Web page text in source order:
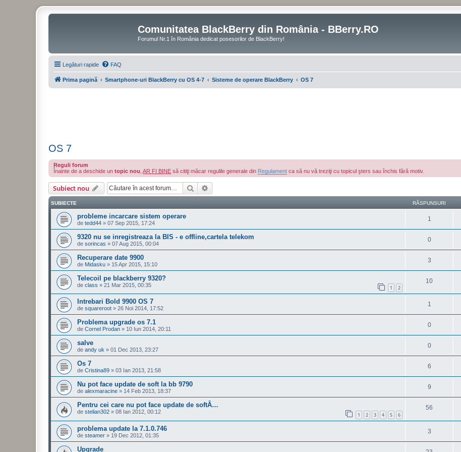
Comunitatea BlackBerry din România - BBerry.RO
Forumul Nr.1 în România dedicat posesorilor de BlackBerry!
Legături rapide FAQ
Prima pagină Smartphone-uri BlackBerry cu OS 4-7 Sisteme de operare BlackBerry OS 7
OS 7
Reguli forum
Înainte de a deschide un topic nou AR FI BINE să citiţi măcar regulile generale din Regulament ca să nu vă treziţi cu topicul şters sau închis fără motiv.
Subiect nou Căutare
SUBIECTE RĂSPUNSURI
probleme incarcare sistem operare
de tedd44 » 07 Sep 2015, 17:24
1
9320 nu se inregistreaza la BIS - e offline,cartela telekom
de sorincas » 07 Aug 2015, 00:04
0
Recuperare date 9900
de Midasku » 15 Apr 2015, 15:10
3
Telecoil pe blackberry 9320?
de class » 21 Mar 2015, 00:35 1 2
10
Intrebari Bold 9900 OS 7
de squareroot » 26 Noi 2014, 17:52
1
Problema upgrade os 7.1
de Cornel Prodan » 10 Iun 2014, 20:11
0
salve
de andy uk » 01 Dec 2013, 23:27
0
Os 7
de Cristina89 » 03 Ian 2013, 21:58
6
Nu pot face update de soft la bb 9790
de alexmaracine » 14 Feb 2013, 18:37
9
Pentru cei care nu pot face update de softÂ…
de stelian302 » 08 Ian 2012, 00:12 1 2 3 4 5 6
56
problema update la 7.1.0.746
de steamer » 19 Dec 2012, 01:35
3
Upgrade